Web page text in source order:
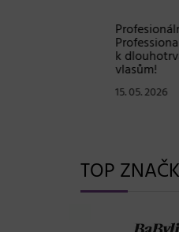
Profesionální
Professionals
k
vlasům!
15. 05. 2026
TOP